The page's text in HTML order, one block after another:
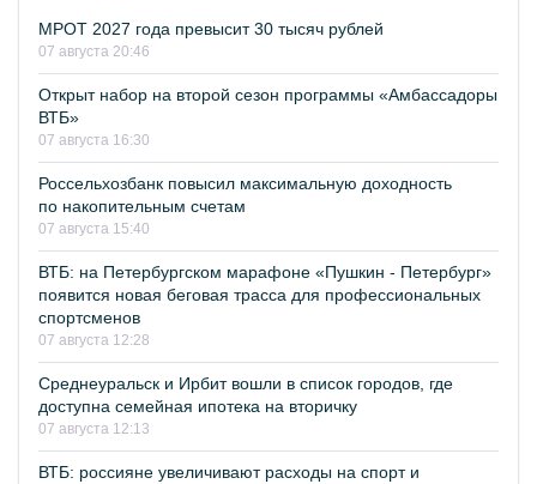
МРОТ 2027 года превысит 30 тысяч рублей
07 августа 20:46
Открыт набор на второй сезон программы «Амбассадоры
ВТБ»
07 августа 16:30
Россельхозбанк повысил максимальную доходность
по накопительным счетам
07 августа 15:40
ВТБ: на Петербургском марафоне «Пушкин - Петербург»
появится новая беговая трасса для профессиональных
спортсменов
07 августа 12:28
Среднеуральск и Ирбит вошли в список городов, где
доступна семейная ипотека на вторичку
07 августа 12:13
ВТБ: россияне увеличивают расходы на спорт и